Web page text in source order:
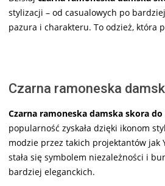
stylizacji – od casualowych po
pazura i charakteru. To odzież, która
Czarna ramoneska
Czarna ramoneska damska skora
popularność zyskała dzięki ikonom
modzie przez takich projektantów jak
stała się symbolem niezależności i
bardziej eleganckich.